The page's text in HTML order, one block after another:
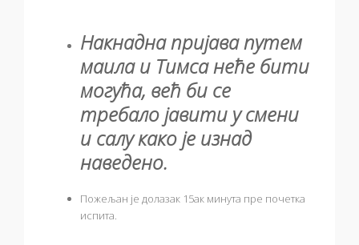
Накнадна пријава путем
маила и Тимса неће бити
могућа, већ би се
требало јавити у смени
и салу како је изнад
наведено.
Пожељан је долазак 15ак минута пре почетка
испита.